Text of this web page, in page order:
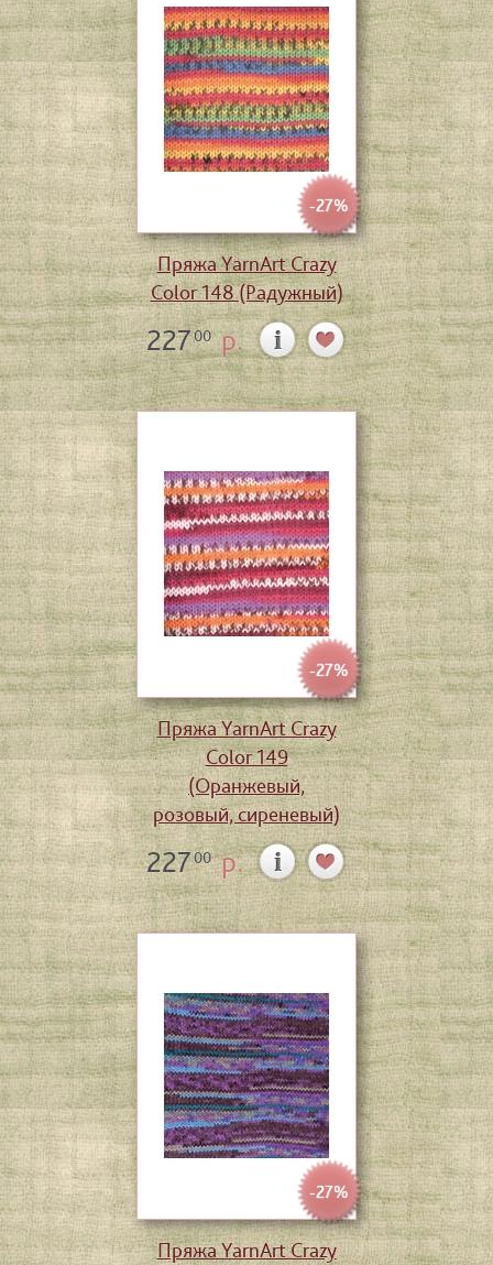
-27%
Пряжа YarnArt Crazy
Color 148 (Радужный)
22700р.
-27%
Пряжа YarnArt Crazy
Color 149
(Оранжевый,
розовый, сиреневый)
22700р.
-27%
Пряжа YarnArt Crazy